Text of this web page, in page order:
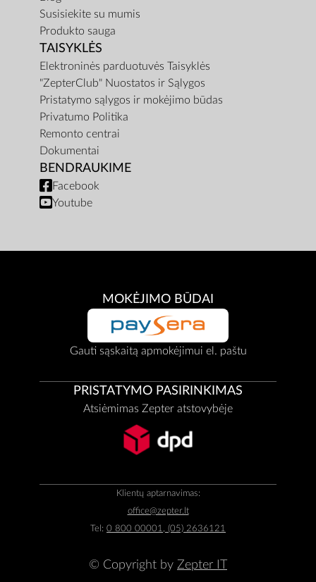
Susisiekite su mumis
Produkto sauga
TAISYKLĖS
Elektroninės parduotuvės Taisyklės
"ZepterClub" Nuostatos ir Sąlygos
Pristatymo sąlygos ir mokėjimo būdas
Privatumo Politika
Remonto centrai
Dokumentai
BENDRAUKIME
Facebook
Youtube
MOKĖJIMO BŪDAI
Gauti sąskaitą apmokėjimui el. paštu
PRISTATYMO PASIRINKIMAS
Atsiėmimas Zepter atstovybėje
Klientų aptarnavimas:
office@zepter.lt
Tel: 0 800 00001, (05) 2636121
© Copyright by Zepter IT